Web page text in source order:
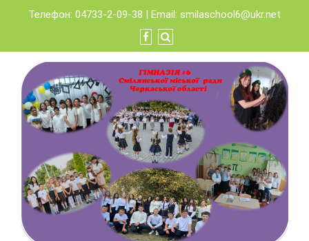
content
Телефон: 04733-2-09-38 | Email: smilaschool6@ukr.net